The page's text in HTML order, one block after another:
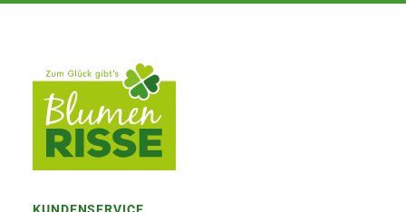
KUNDENSERVICE